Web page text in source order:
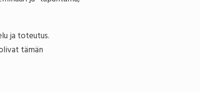
ja toteutus.
tämän